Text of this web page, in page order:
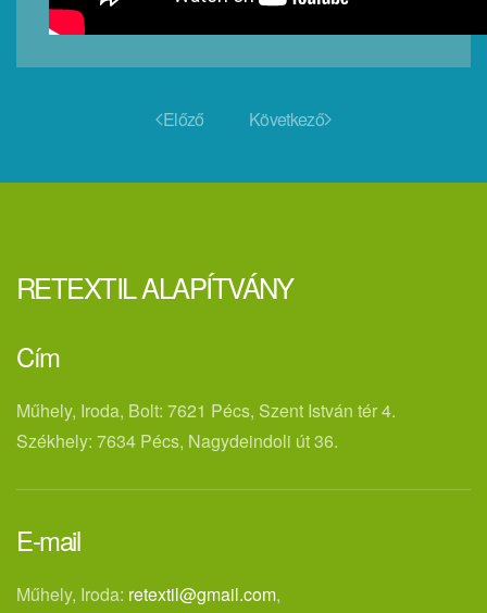
Előző Következő
RETEXTIL ALAPÍTVÁNY
Cím
Műhely, Iroda, Bolt: 7621 Pécs, Szent István tér 4.
Székhely: 7634 Pécs, Nagydeindoli út 36.
E-mail
Műhely, Iroda: retextil@gmail.com,